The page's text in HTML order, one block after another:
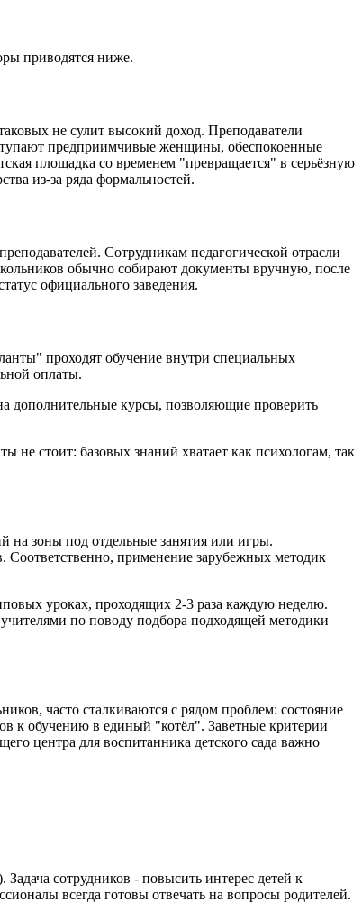
приводятся ниже.
не сулит высокий доход. Преподаватели
предприимчивые женщины, обеспокоенные
площадка со временем "превращается" в серьёзную
из-за ряда формальностей.
Сотрудникам педагогической отрасли
обычно собирают документы вручную, после
официального заведения.
проходят обучение внутри специальных
оплаты.
дополнительные курсы, позволяющие проверить
не стоит: базовых знаний хватает как психологам, так
на зоны под отдельные занятия или игры.
Соответственно, применение зарубежных методик
уроках, проходящих 2-3 раза каждую неделю.
по поводу подбора подходящей методики
часто сталкиваются с рядом проблем: состояние
к обучению в единый "котёл". Заветные критерии
центра для воспитанника детского сада важно
сотрудников - повысить интерес детей к
всегда готовы отвечать на вопросы родителей.